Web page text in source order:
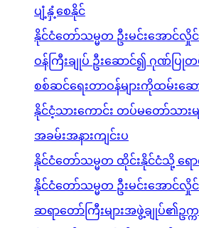
ပျံ့နှံ့စေနိုင်
နိုင်ငံတော်သမ္မတ ဦးမင်းအောင်
ဝန်ကြီးချုပ် ဦးဆောင်၍ ဂုဏ်ပြု
စစ်ဆင်ရေးတာဝန်များကိုထမ်းဆ
နိုင်ငံ့သားကောင်း တပ်မတော်သား
အခမ်းအနားကျင်းပ
နိုင်ငံတော်သမ္မတ ထိုင်းနိုင်ငံသို့ ရေ
နိုင်ငံတော်သမ္မတ ဦးမင်းအောင်
ဆရာတော်ကြီးများအဖွဲ့ချုပ်၏ဥက္